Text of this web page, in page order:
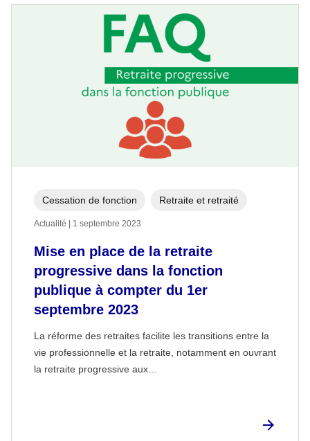
Mise en place de la retraite
progressive dans la fonction
publique à compter du 1er
septembre 2023
La réforme des retraites facilite les transitions entre la
vie professionnelle et la retraite, notamment en ouvrant
la retraite progressive aux...
Cessation de fonction Retraite et retraité
Actualité | 1 septembre 2023